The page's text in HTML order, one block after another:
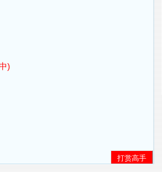
)
打赏高手